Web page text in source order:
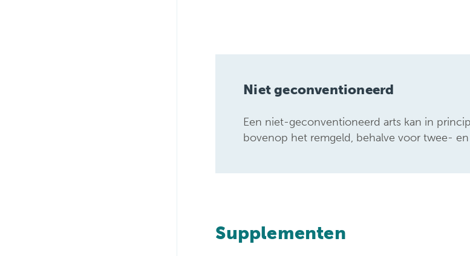
Niet geconventioneerd
Een niet-geconventioneerd arts kan in
bovenop het remgeld, behalve voor twee- en
Supplementen